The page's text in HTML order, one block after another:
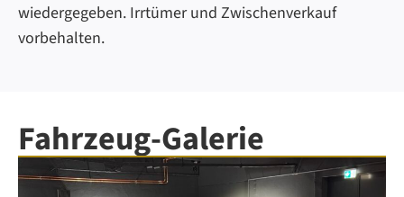
wiedergegeben. Irrtümer und Zwischenverkauf
vorbehalten.
Fahrzeug-Galerie